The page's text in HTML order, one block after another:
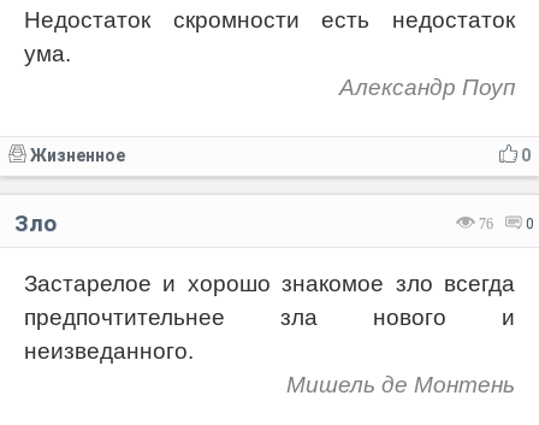
Код:
Недостаток скромности есть недостаток
ума.
Александр Поуп
0
Жизненное
76 0
Зло
Застарелое и хорошо знакомое зло всегда
предпочтительнее зла нового и
неизведанного.
Мишель де Монтень